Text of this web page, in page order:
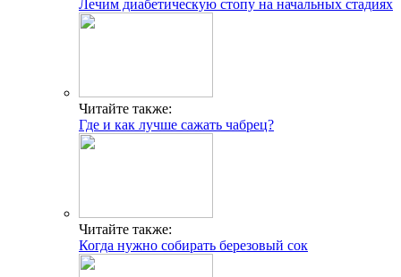
Лечим диабетическую стопу на начальных стадиях
Читайте также:
Где и как лучше сажать чабрец?
Читайте также:
Когда нужно собирать березовый сок